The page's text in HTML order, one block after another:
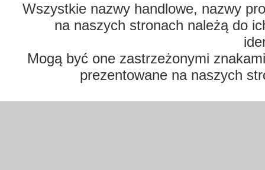
Wszystkie nazwy handlowe, nazwy
na naszych stronach należą do
Mogą być one zastrzeżonymi
prezentowane na naszych